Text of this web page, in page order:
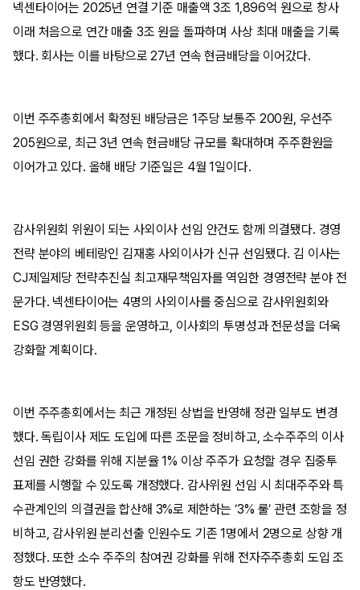
넥센타이어는 2025년 연결 기준 매출액 3조 1,896억 원으로 창사
이래 처음으로 연간 매출 3조 원을 돌파하며 사상 최대 매출을 기록
했다. 회사는 이를 바탕으로 27년 연속 현금배당을 이어갔다.
이번 주주총회에서 확정된 배당금은 1주당 보통주 200원, 우선주
205원으로, 최근 3년 연속 현금배당 규모를 확대하며 주주환원을
이어가고 있다. 올해 배당 기준일은 4월 1일이다.
감사위원회 위원이 되는 사외이사 선임 안건도 함께 의결됐다. 경영
전략 분야의 베테랑인 김재홍 사외이사가 신규 선임됐다. 김 이사는
CJ제일제당 전략추진실 최고재무책임자를 역임한 경영전략 분야 전
문가다. 넥센타이어는 4명의 사외이사를 중심으로 감사위원회와
ESG 경영위원회 등을 운영하고, 이사회의 투명성과 전문성을 더욱
강화할 계획이다.
이번 주주총회에서는 최근 개정된 상법을 반영해 정관 일부도 변경
했다. 독립이사 제도 도입에 따른 조문을 정비하고, 소수주주의 이사
선임 권한 강화를 위해 지분율 1% 이상 주주가 요청할 경우 집중투
표제를 시행할 수 있도록 개정했다. 감사위원 선임 시 최대주주와 특
수관계인의 의결권을 합산해 3%로 제한하는 ‘3% 룰’ 관련 조항을 정
비하고, 감사위원 분리선출 인원수도 기존 1명에서 2명으로 상향 개
정했다. 또한 소수 주주의 참여권 강화를 위해 전자주주총회 도입 조
항도 반영했다.